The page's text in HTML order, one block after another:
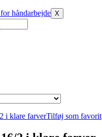
X
Tilføj som favorit